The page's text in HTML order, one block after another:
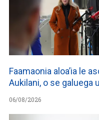
Faamaonia aloa’ia le
Aukilani, o se galuega
06/08/2026